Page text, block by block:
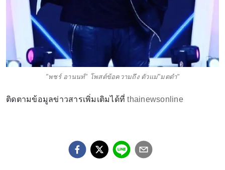
"พชร์ อานนท์" โพสต์ข้อความถึง ตัวแม่"มดดำ"
ติดตามข้อมูลข่าวสารเพิ่มเติมได้ที่thainewsonline